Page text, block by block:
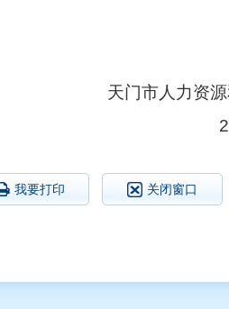
天门市人力资
我要打印 关闭窗口